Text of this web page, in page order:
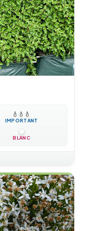
💧 💧 💧
IMPORTANT
BLANC